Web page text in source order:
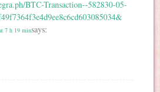
BTC-Transaction--582830-05-
says:
7 h 19 min